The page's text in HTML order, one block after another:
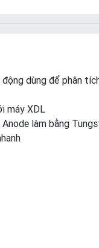
dùng để phân
máy XDL
làm bằng